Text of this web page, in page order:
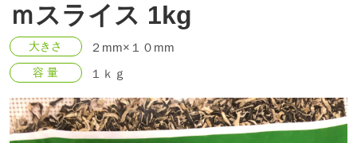
ｍスライス 1kg
大きさ ２mm×１０mm
容 量 １ｋｇ